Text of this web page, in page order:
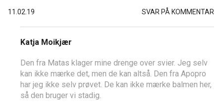
11.02.19 SVAR PÅ KOMMENTAR
Katja Moikjær
Den fra Matas klager mine drenge over svier. Jeg selv
kan ikke mærke det, men de kan altså. Den fra Apopro
har jeg ikke selv prøvet. De kan ikke mærke balmen her,
så den bruger vi stadig.